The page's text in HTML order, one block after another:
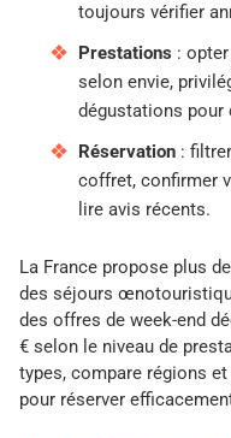
toujours vérifier
Prestations :
selon envie,
dégustations pour
Réservation :
coffret, confirmer
lire avis récents.
La France propose plus
des séjours
des offres de week-end
€ selon le niveau de
types, compare régions
pour réserver